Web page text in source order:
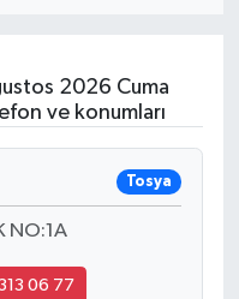
2026 Cuma
ve konumları
Tosya
NO:1A
06 77